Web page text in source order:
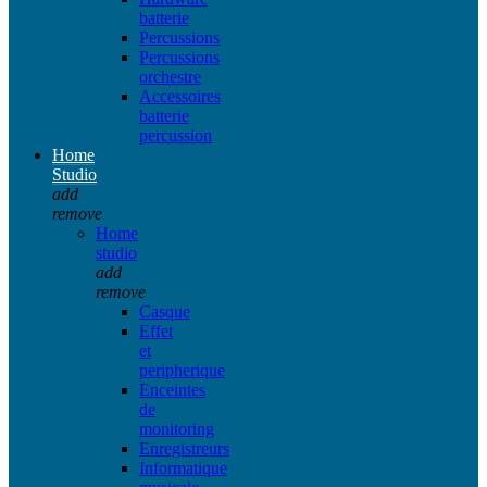
batterie
Percussions
Percussions
orchestre
Accessoires
batterie
percussion
Home
Studio
add
remove
Home
studio
add
remove
Casque
Effet
et
peripherique
Enceintes
de
monitoring
Enregistreurs
Informatique